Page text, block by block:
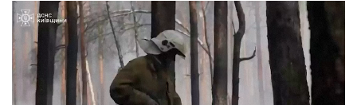
1627.712241
KWD 0.356853
KYD 0.960588
KZT 540.233287
LAK
26025.676609